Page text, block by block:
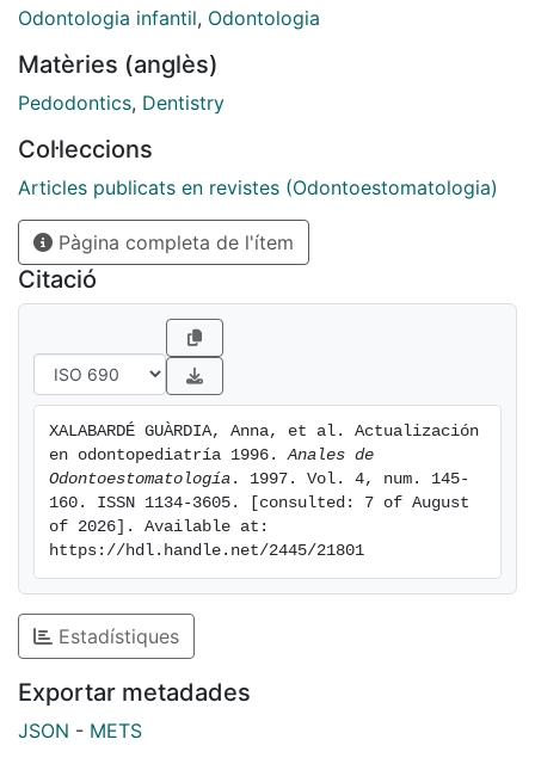
Miscelánea.
Odontologia infantil, Odontologia
Matèries (anglès)
Pedodontics, Dentistry
Col·leccions
Articles publicats en revistes (Odontoestomatologia)
Pàgina completa de l'ítem
Citació
XALABARDÉ GUÀRDIA, Anna, et al. Actualización
en odontopediatría 1996. Anales de
Odontoestomatología . 1997. Vol. 4, num. 145-
160. ISSN 1134-3605. [consulted: 7 of August
of 2026]. Available at:
https://hdl.handle.net/2445/21801
Estadístiques
Exportar metadades
JSON - METS